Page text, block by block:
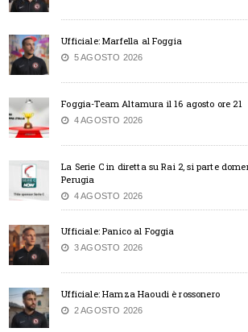
Ufficiale: Marfella al Foggia
5 AGOSTO 2026
Foggia-Team Altamura il 16 agosto ore 21
4 AGOSTO 2026
La Serie C in diretta su Rai 2, si parte
Perugia
4 AGOSTO 2026
Ufficiale: Panico al Foggia
3 AGOSTO 2026
Ufficiale: Hamza Haoudi è rossonero
2 AGOSTO 2026